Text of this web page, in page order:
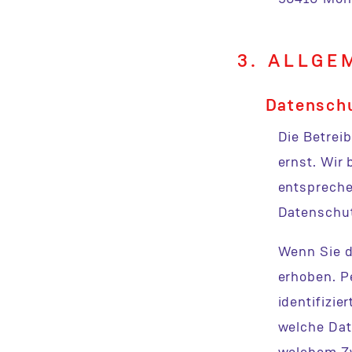
3.
Die
ernst. Wir
Wenn Sie
erhoben.
welche